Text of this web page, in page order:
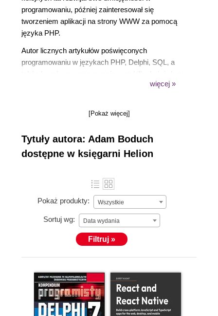
programowaniu, później zainteresował się
tworzeniem aplikacji na strony WWW za pomocą
języka PHP.
Autor licznych artykułów poświęconych
programowaniu w językach PHP, Delphi, SQL, a
programowaniu 4programmers.net. Wykładowca na
4programmers.net, a przede wszystkim na projekt
Coyote, który obsługuje wyżej wspomniany serwis.
więcej »
[Pokaż więcej]
Tytuły autora: Adam Boduch
dostępne w księgarni Helion
Pokaż produkty: Wszystkie
Sortuj wg: Data wydania
Filtruj »